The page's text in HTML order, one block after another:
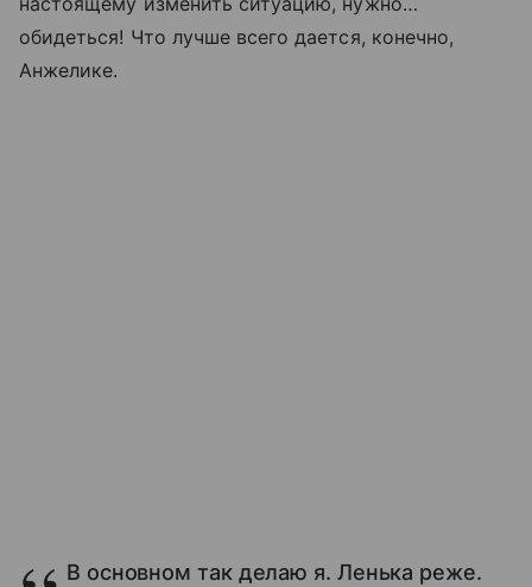
обидеться! Что лучше всего дается, конечно,
Анжелике.
В основном так делаю я. Ленька реже.